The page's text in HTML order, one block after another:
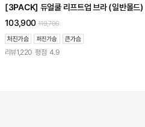
[3PACK] 듀얼쿨 리프트업 브라 (일반몰드)
103,900 119,700
리뷰1,220 평점 4.9